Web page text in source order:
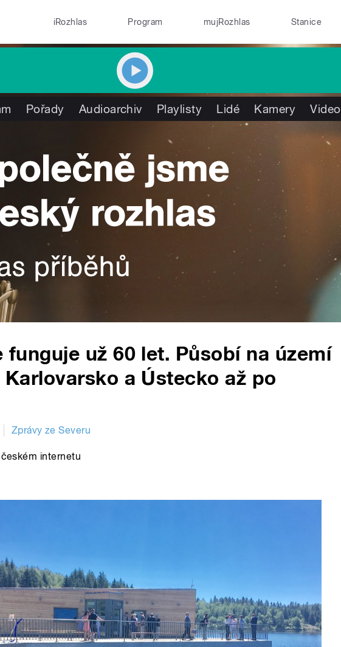
iRozhlas Program mujRozhlas Stanice
Pořady Audioarchiv Playlisty Lidé Kamery Video
funguje už 60 let. Působí na území
a Ústecko až po
Zprávy ze Severu
internetu